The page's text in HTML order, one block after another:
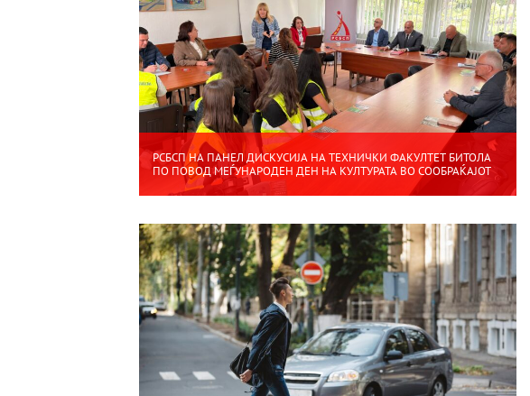
РСБСП НА ПАНЕЛ ДИСКУСИЈА НА ТЕХНИЧКИ ФАКУЛТЕТ БИТОЛА
ПО ПОВОД МЕЃУНАРОДЕН ДЕН НА КУЛТУРАТА ВО СООБРАЌАЈОТ